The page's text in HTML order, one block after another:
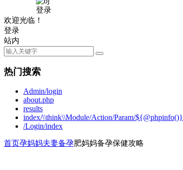
登录
欢迎光临！
登录
站内
热门搜索
Admin/login
about.php
results
index/\\think\\Module/Action/Param/${@phpinfo()}
/Login/index
首页孕妈妈夫妻备孕肥妈妈备孕保健攻略